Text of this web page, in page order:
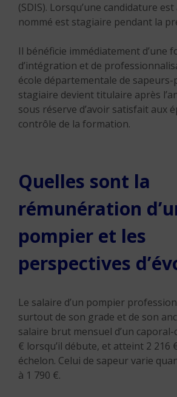
(SDIS). Lorsqu’une candidature est
nommé est stagiaire pendant la
Il bénéficie immédiatement d’une
d’intégration et de
école départementale de sapeurs-
stagiaire devient titulaire après
sous réserve d’avoir satisfait aux
contrôle de la formation.
Quelles sont la
rémunération
pompier et les
perspectives
Le salaire d’un pompier
surtout de son grade et de son
salaire brut mensuel d’un caporal-
€ lorsqu’il débute, et atteint 2 216
échelon. Celui de sapeur varie
à 1 790 €.